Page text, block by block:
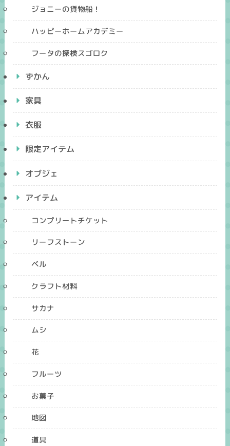
ジョニーの貨物船！
ハッピーホームアカデミー
フータの探検スゴロク
ずかん
家具
衣服
限定アイテム
オブジェ
アイテム
コンプリートチケット
リーフストーン
ベル
クラフト材料
サカナ
ムシ
花
フルーツ
お菓子
地図
道具